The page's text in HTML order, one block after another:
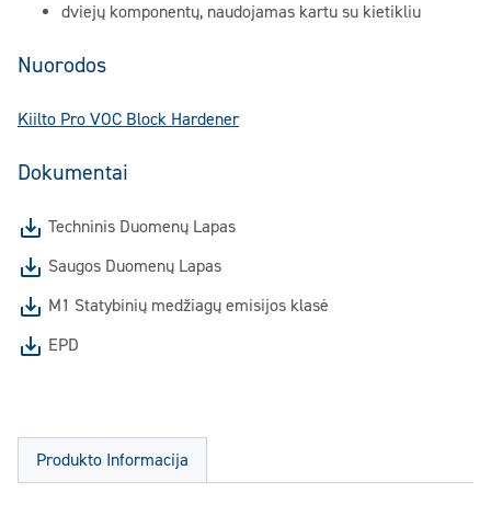
dviejų komponentų, naudojamas kartu su kietikliu
Nuorodos
Kiilto Pro VOC Block Hardener
Dokumentai
Techninis Duomenų Lapas
Saugos Duomenų Lapas
M1 Statybinių medžiagų emisijos klasė
EPD
Produkto Informacija